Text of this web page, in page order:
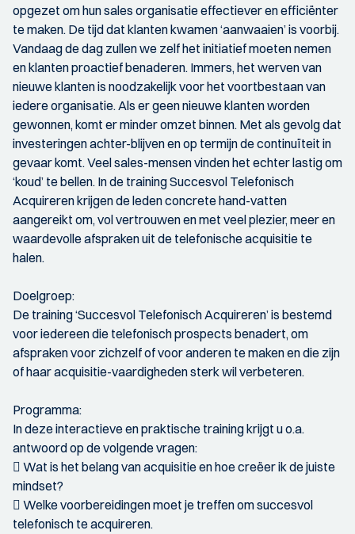
opgezet om hun sales organisatie effectiever en efficiënter
te maken. De tijd dat klanten kwamen ‘aanwaaien’ is voorbij.
Vandaag de dag zullen we zelf het initiatief moeten nemen
en klanten proactief benaderen. Immers, het werven van
nieuwe klanten is noodzakelijk voor het voortbestaan van
iedere organisatie. Als er geen nieuwe klanten worden
gewonnen, komt er minder omzet binnen. Met als gevolg dat
investeringen achter-blijven en op termijn de continuïteit in
gevaar komt. Veel sales-mensen vinden het echter lastig om
‘koud’ te bellen. In de training Succesvol Telefonisch
Acquireren krijgen de leden concrete hand-vatten
aangereikt om, vol vertrouwen en met veel plezier, meer en
waardevolle afspraken uit de telefonische acquisitie te
halen.
Doelgroep:
De training ‘Succesvol Telefonisch Acquireren’ is bestemd
voor iedereen die telefonisch prospects benadert, om
afspraken voor zichzelf of voor anderen te maken en die zijn
of haar acquisitie-vaardigheden sterk wil verbeteren.
Programma:
In deze interactieve en praktische training krijgt u o.a.
antwoord op de volgende vragen:
 Wat is het belang van acquisitie en hoe creëer ik de juiste
mindset?
 Welke voorbereidingen moet je treffen om succesvol
telefonisch te acquireren.